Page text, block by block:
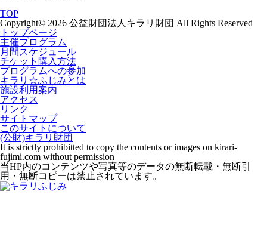
TOP
Copyright© 2026 公益財団法人キラリ財団 All Rights Reserved
トップページ
主催プログラム
月間スケジュール
チケット購入方法
プログラムへの参加
キラリ☆ふじみとは
施設利用案内
アクセス
リンク
サイトマップ
このサイトについて
(公財)キラリ財団
It is strictly prohibitted to copy the contents or images on kirari-
fujimi.com without permission
当HP内のコンテンツや写真等のデータの無断転載・無断引
用・無断コピーは禁止されています。